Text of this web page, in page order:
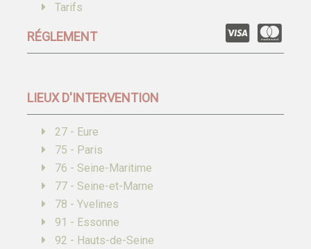
Tarifs
RÉGLEMENT
LIEUX D'INTERVENTION
27 - Eure
75 - Paris
76 - Seine-Maritime
77 - Seine-et-Marne
78 - Yvelines
91 - Essonne
92 - Hauts-de-Seine